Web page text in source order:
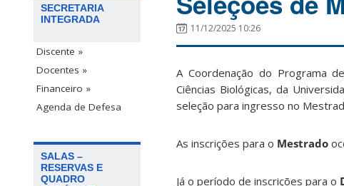
SECRETARIA
INTEGRADA
Discente »
Docentes »
Financeiro »
Agenda de Defesa
SALAS –
RESERVAS E
QUADRO
11/12/2025 10:26
A Coordenação do Programa
Ciências Biológicas, da
seleção para ingresso no
As inscrições para o Mestrado
Já o período de inscrições para o